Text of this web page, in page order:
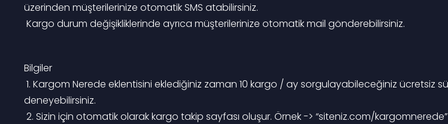
üzerinden müşterilerinize otomatik SMS atabilirsiniz.
Kargo durum değişikliklerinde ayrıca müşterilerinize otomatik mail gönderebilirsiniz.
Bilgiler
deneyebilirsiniz.
2. Sizin için otomatik olarak kargo takip sayfası oluşur. Örnek -> “siteniz.com/kargomnerede”